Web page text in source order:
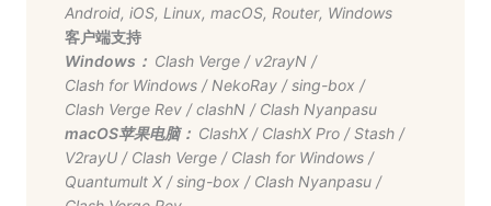
Android, iOS, Linux, macOS, Router, Windows
客户端支持
Windows： Clash Verge/ v2rayN/
Clash for Windows/ NekoRay/sing-box/
Clash Verge Rev/clashN/ Clash Nyanpasu
macOS苹果电脑： ClashX/ ClashX Pro/Stash/
V2rayU/ Clash Verge/ Clash for Windows/
Quantumult X/sing-box/ Clash Nyanpasu/